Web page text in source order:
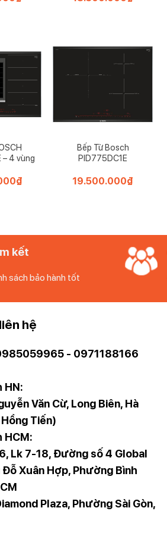
Chảo sâu
Collection! Không chỉ thu hút bởi màu
lại trải nghiệm tuyệt vời cho gia đình bạn.
Tinh Tế và Sáng Tạo
Berlinger Haus BH/8157 24cm màu
mới và gần gũi với thiên nhiên. Mỗi chi
và hiện đại. Đây chắc chắn sẽ là một
Vượt Trội
Lượng:Chảo được trang bị đế
giảm thiểu chi phí điện hàng tháng, rất
Xước và Bong Tróc:Với lớp chống
bề mặt. Điều này giúp giữ cho chảo luôn
4 vùng
₫
Bếp Từ Bosch
PID775DC1E
19.500.000₫
kết
sách bảo hành tốt
hệ
- 0971188166
HN:
Văn Cừ, Long Biên, Hà
Tiến)
HCM:
Lk 7-18, Đường số 4 Global
Xuân Hợp, Phường Bình
Plaza, Phường Sài Gòn,